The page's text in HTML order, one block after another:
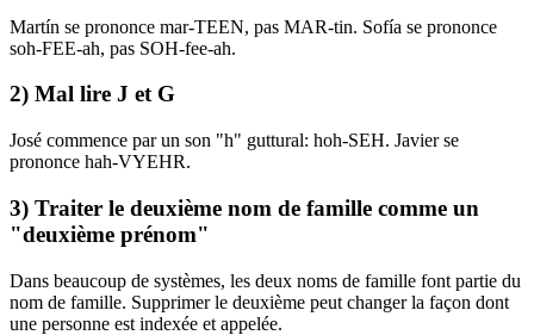
Martín se prononce mar-TEEN, pas MAR-tin. Sofía se prononce
soh-FEE-ah, pas SOH-fee-ah.
2) Mal lire J et G
José commence par un son "h" guttural: hoh-SEH. Javier se
prononce hah-VYEHR.
3) Traiter le deuxième nom de famille comme un
"deuxième prénom"
Dans beaucoup de systèmes, les deux noms de famille font partie du
nom de famille. Supprimer le deuxième peut changer la façon dont
une personne est indexée et appelée.